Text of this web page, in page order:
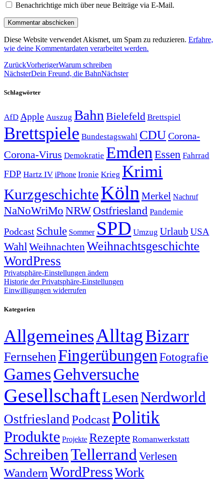
Benachrichtige mich über neue Beiträge via E-Mail.
Diese Website verwendet Akismet, um Spam zu reduzieren. Erfahre,
wie deine Kommentardaten verarbeitet werden.
ZurückVorherigerWarum schreiben
NächsterDein Freund, die BahnNächster
Schlagwörter
AfD Apple Auszug Bahn Bielefeld Brettspiel
Brettspiele Bundestagswahl CDUCorona-
Corona-Virus Demokratie Emden Essen Fahrrad
FDP Hartz IV iPhone Ironie Krieg Krimi
KurzgeschichteKölnMerkel Nachruf
NaNoWriMo NRWOstfriesland Pandemie
Podcast Schule Sommer SPD Umzug Urlaub USA
WahlWeihnachtenWeihnachtsgeschichte
WordPress
Privatsphäre-Einstellungen ändern
Historie der Privatsphäre-Einstellungen
Einwilligungen widerrufen
Kategorien
AllgemeinesAlltagBizarr
Fernsehen Fingerübungen Fotografie
GamesGehversuche
GesellschaftLesen Nerdworld
Ostfriesland PodcastPolitik
Produkte Projekte Rezepte Romanwerkstatt
SchreibenTellerrand Verlesen
Wandern WordPressWork